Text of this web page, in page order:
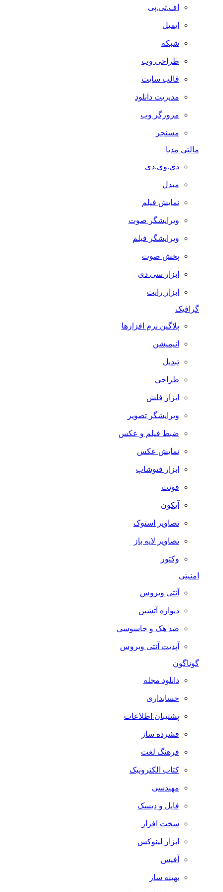
اف.تی.پی
ایمیل
شبکه
طراحی وب
قالب سایت
مدیریت دانلود
مرورگر وب
مسنجر
مالتی مدیا
دی.وی.دی
مبدل
نمایش فیلم
ویرایشگر صوت
ویرایشگر فیلم
پخش صوت
ابزار سی دی
ابزار رایت
گرافیک
پلاگین نرم افزارها
انیمیشن
تبدیل
طراحی
ابزار فلش
ویرایشگر تصویر
ضبط فيلم و عكس
نمایش عکس
ابزار فتوشاپ
فونت
آیکون
تصاویر استوک
تصاویر لایه باز
وکتور
امنیتی
آنتی ویروس
دیواره آتشین
ضد هک و جاسوسی
آپدیت آنتی ویروس
گوناگون
دانلود مجله
حسابداری
پشتیبان اطلاعات
فشرده ساز
فرهنگ لغت
کتاب الکترونیک
مهندسی
فایل و دیسک
سخت افزار
ابزار لینوکس
آفیس
بهینه ساز